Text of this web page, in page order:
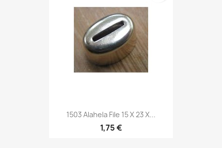
1503 Alahela File 15 X 23 X...
1,75 €